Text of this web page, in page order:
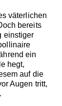
väterlichen
bereits
einstiger
ein
hegt,
auf die
Augen tritt,